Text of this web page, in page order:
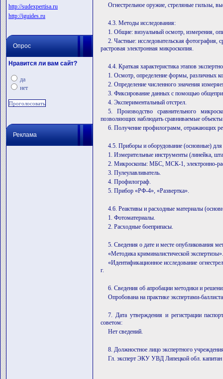
http://sudexpertisa.ru
http://iguides.ru
Опрос
Нравится ли вам сайт?
да
нет
Реклама
Огнестрельное оружие, стреляные гильзы,
4.3. Методы исследования:
1. Общие: визуальный осмотр, измерения,
2. Частные: исследовательская фотография,
растровая электронная микроскопия.
4.4. Краткая характеристика этапов
1. Осмотр, определение формы, различных
2. Определение численного значения
3. Фиксирование данных с помощью
4. Экспериментальный отстрел.
5. Производство сравнительного
позволяющих наблюдать сравниваемые
6. Получение профилограмм, отражающих
4.5. Приборы и оборудование (основные) для
1. Измерительные инструменты (линейка,
2. Микроскопы: МБС, МСК-1, электронно-
3. Пулеулавливатель.
4. Профилограф.
5. Прибор «РФ-4», «Развертка».
4.6. Реактивы и расходные материалы
1. Фотоматериалы.
2. Расходные боеприпасы.
5. Сведения о дате и месте опубликования
«Методика криминалистической
«Идентификационное исследование
г.
6. Сведения об апробации методики и
Опробована на практике экспертами-
7. Дата утверждения и регистрации
советом:
Нет сведений.
8. Должностное лицо экспертного
Гл. эксперт ЭКУ УВД Липецкой обл.